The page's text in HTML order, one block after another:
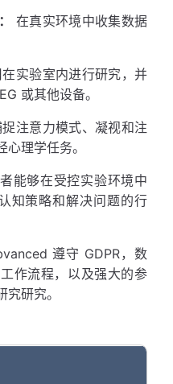
在真实环境中收集数据
实验室内进行研究，并
或其他设备。
注意力模式、凝视和注
理学任务。
能够在受控实验环境中
知策略和解决问题的行
遵守 GDPR，数
作流程，以及强大的参
研究。